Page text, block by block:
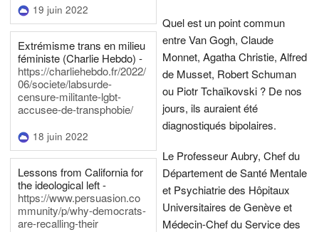
19 juin 2022
Extrémisme trans en milieu
féministe (Charlie Hebdo) -
https://charliehebdo.fr/2022/
06/societe/labsurde-
censure-militante-lgbt-
accusee-de-transphobie/
18 juin 2022
Lessons from California for
the ideological left -
https://www.persuasion.co
mmunity/p/why-democrats-
are-recalling-their
Quel est un point commun
entre Van Gogh, Claude
Monnet, Agatha Christie, Alfred
de Musset, Robert Schuman
ou Piotr Tchaïkovski ? De nos
jours, ils auraient été
diagnostiqués bipolaires.
Le Professeur Aubry, Chef du
Département de Santé Mentale
et Psychiatrie des Hôpitaux
Universitaires de Genève et
Médecin-Chef du Service des